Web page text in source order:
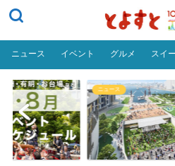
ニュース イベント グルメ スイ
ニュース